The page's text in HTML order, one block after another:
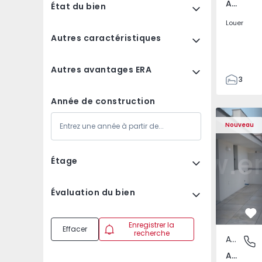
État du bien
Autres caractéristiques
Autres avantages ERA
Année de construction
Étage
Évaluation du bien
Effacer
Enregistrer la
recherche
Av. Boavista, Porto
Louer
3
132
142
2
Nouveau
Appartement T2
Av.
Appartement
Av. Boavista, Porto